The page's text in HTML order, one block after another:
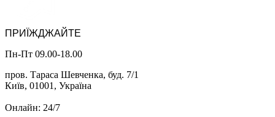
ПРИЇЖДЖАЙТЕ
Пн-Пт 09.00-18.00
пров. Тараса Шевченка, буд. 7/1
Київ, 01001, Україна
Онлайн: 24/7